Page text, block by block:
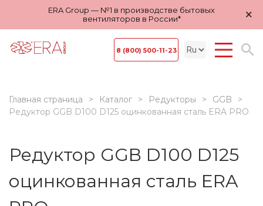
ERA Group — №1 в производстве бытовых
вентиляторов в России*
×
8 (800) 500-11-23
Главная страница Каталог Редукторы
GGB
Редуктор GGB D100 D125 оцинкованная сталь ERA PRO
Редуктор GGB D100 D125
оцинкованная сталь ERA